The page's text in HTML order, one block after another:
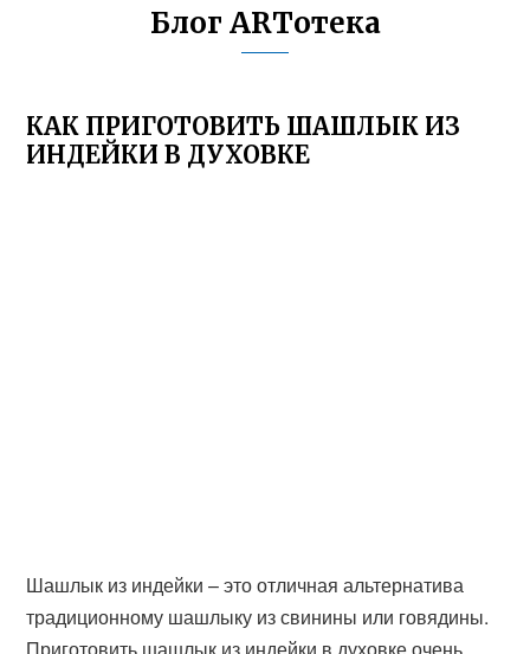
Блог ARTотека
КАК ПРИГОТОВИТЬ ШАШЛЫК ИЗ
ИНДЕЙКИ В ДУХОВКЕ
Шашлык из индейки – это отличная альтернатива
традиционному шашлыку из свинины или говядины.